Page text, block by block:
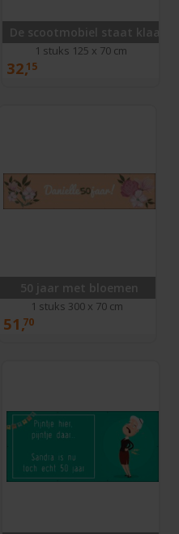
De scootmobiel staat klaar…
1 stuks 125 x 70 cm
32,15
50 jaar met bloemen
1 stuks 300 x 70 cm
51,70